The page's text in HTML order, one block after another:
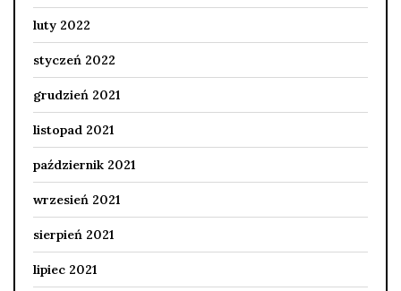
luty 2022
styczeń 2022
grudzień 2021
listopad 2021
październik 2021
wrzesień 2021
sierpień 2021
lipiec 2021